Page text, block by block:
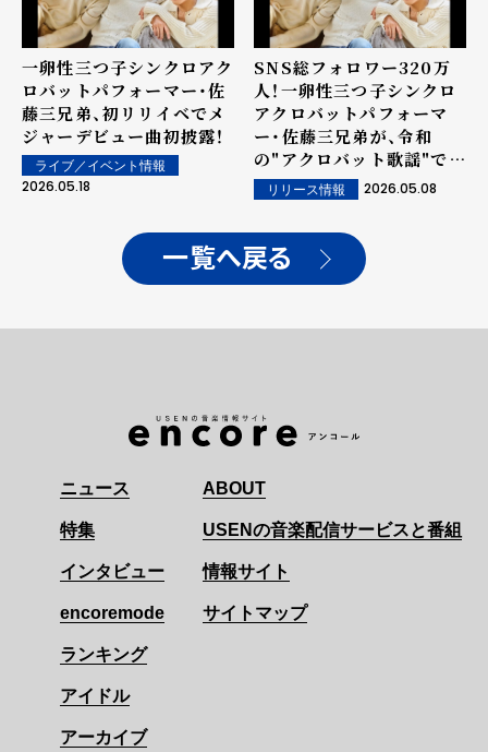
一卵性三つ子シンクロアク
ロバットパフォーマー・佐
藤三兄弟、初リリイベでメ
ジャーデビュー曲初披露！
ライブ／イベント情報
2026.05.18
SNS総フォロワー320万
人！一卵性三つ子シンクロ
アクロバットパフォーマ
ー・佐藤三兄弟が、令和
の"アクロバット歌謡"でメ
ジャーデビュー決定
リリース情報 2026.05.08
一覧へ戻る
ニュース
特集
インタビュー
encoremode
ランキング
アイドル
アーカイブ
ABOUT
USENの音楽配信サービスと番組
情報サイト
サイトマップ